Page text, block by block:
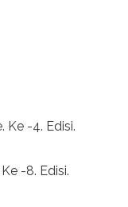
Ke -4. Edisi.
-8. Edisi.